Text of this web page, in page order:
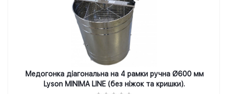
Медогонка діагональна на 4 рамки ручна Ø600 мм
Lyson MINIMA LINE (без ніжок та кришки).